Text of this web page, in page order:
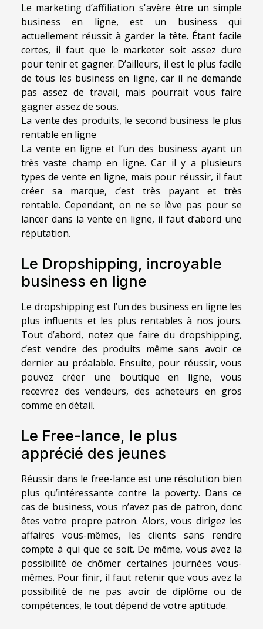
Le marketing d’affiliation s'avère être un simple
business en ligne, est un business qui
actuellement réussit à garder la tête. Étant facile
certes, il faut que le marketer soit assez dure
pour tenir et gagner. D’ailleurs, il est le plus facile
de tous les business en ligne, car il ne demande
pas assez de travail, mais pourrait vous faire
gagner assez de sous.
La vente des produits, le second business le plus
rentable en ligne
La vente en ligne et l’un des business ayant un
très vaste champ en ligne. Car il y a plusieurs
types de vente en ligne, mais pour réussir, il faut
créer sa marque, c’est très payant et très
rentable. Cependant, on ne se lève pas pour se
lancer dans la vente en ligne, il faut d’abord une
réputation.
Le Dropshipping, incroyable
business en ligne
Le dropshipping est l’un des business en ligne les
plus influents et les plus rentables à nos jours.
Tout d’abord, notez que faire du dropshipping,
c’est vendre des produits même sans avoir ce
dernier au préalable. Ensuite, pour réussir, vous
pouvez créer une boutique en ligne, vous
recevrez des vendeurs, des acheteurs en gros
comme en détail.
Le Free-lance, le plus
apprécié des jeunes
Réussir dans le free-lance est une résolution bien
plus qu’intéressante contre la poverty. Dans ce
cas de business, vous n’avez pas de patron, donc
êtes votre propre patron. Alors, vous dirigez les
affaires vous-mêmes, les clients sans rendre
compte à qui que ce soit. De même, vous avez la
possibilité de chômer certaines journées vous-
mêmes. Pour finir, il faut retenir que vous avez la
possibilité de ne pas avoir de diplôme ou de
compétences, le tout dépend de votre aptitude.